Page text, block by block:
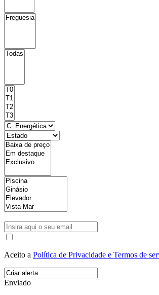
Aceito a Política de Privacidade e Termos de
Enviado